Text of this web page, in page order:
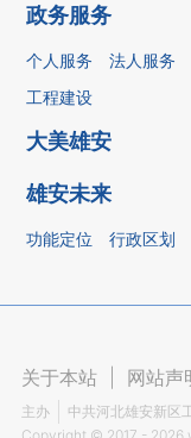
政务服务
个人服务 法人服务
工程建设
大美雄安
雄安未来
功能定位 行政区划
关于本站 网站声
主办
中共河北雄安新区